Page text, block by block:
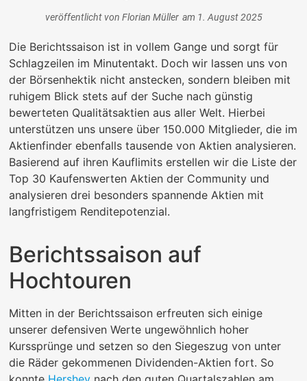
veröffentlicht von Florian Müller am 1. August 2025
Die Berichtssaison ist in vollem Gange und sorgt für
Schlagzeilen im Minutentakt. Doch wir lassen uns von
der Börsenhektik nicht anstecken, sondern bleiben mit
ruhigem Blick stets auf der Suche nach günstig
bewerteten Qualitätsaktien aus aller Welt. Hierbei
unterstützen uns unsere über 150.000 Mitglieder, die im
Aktienfinder ebenfalls tausende von Aktien analysieren.
Basierend auf ihren Kauflimits erstellen wir die Liste der
Top 30 Kaufenswerten Aktien der Community und
analysieren drei besonders spannende Aktien mit
langfristigem Renditepotenzial.
Berichtssaison auf
Hochtouren
Mitten in der Berichtssaison erfreuten sich einige
unserer defensiven Werte ungewöhnlich hoher
Kurssprünge und setzen so den Siegeszug von unter
die Räder gekommenen Dividenden-Aktien fort. So